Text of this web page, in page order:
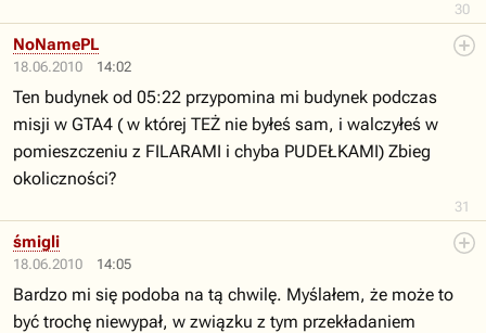
30
18.06.2010 14:02
31
NoNamePL
Ten budynek od 05:22 przypomina mi budynek podczas
misji w GTA4 ( w której TEŻ nie byłeś sam, i walczyłeś w
pomieszczeniu z FILARAMI i chyba PUDEŁKAMI) Zbieg
okoliczności?
18.06.2010 14:05
śmigli
Bardzo mi się podoba na tą chwilę. Myślałem, że może to
być trochę niewypał, w związku z tym przekładaniem